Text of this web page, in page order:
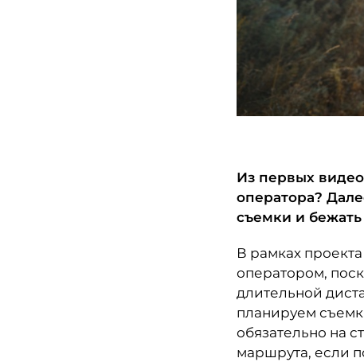
Из первых
оператора?
съемки и
В рамках
оператором,
длительной
планируем
обязательно на
маршрута, если